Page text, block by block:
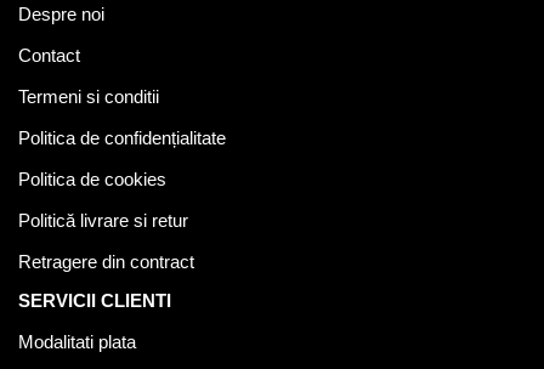
Despre noi
Contact
Termeni si conditii
Politica de confidențialitate
Politica de cookies
Politică livrare si retur
Retragere din contract
SERVICII CLIENTI
Modalitati plata